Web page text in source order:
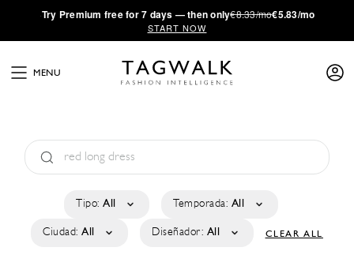
·Try Premium free for 7 days — then only€8.33/mo€5.83/mo
START NOW
MENU
Tipo: All Temporada: All
Ciudad: All Diseñador: All CLEAR ALL